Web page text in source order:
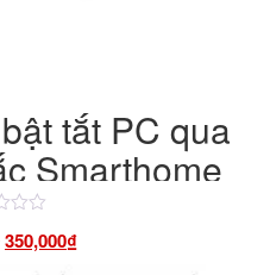
tắt PC qua
Smarthome
Giá
350,000₫Giá